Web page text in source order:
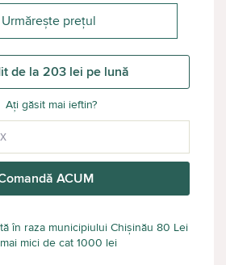
Urmărește prețul
de la 203 lei pe lună
Ați găsit mai ieftin?
ACUM
în raza municipiului Chișinău 80 Lei
mici de cat 1000 lei